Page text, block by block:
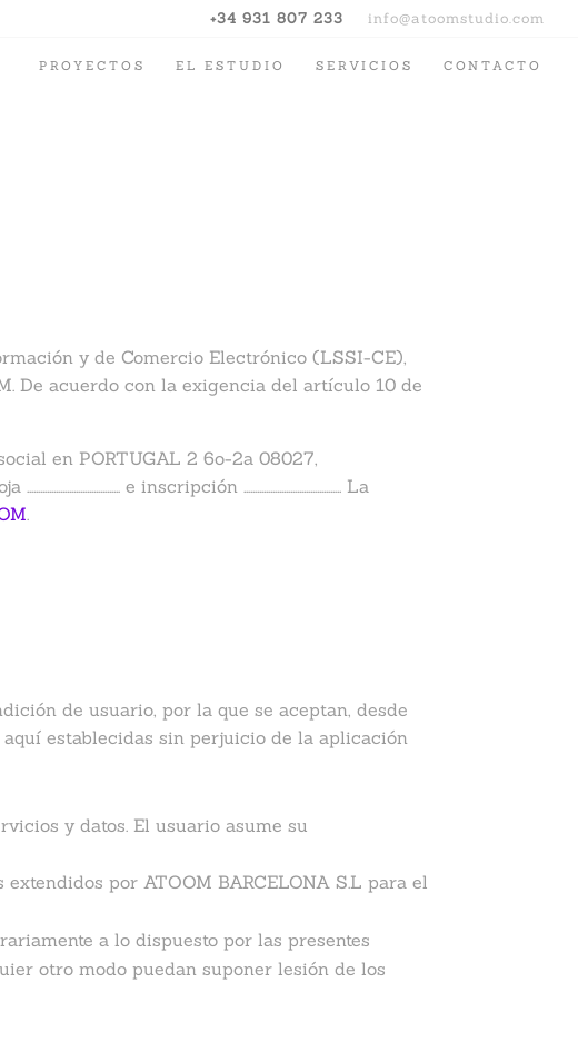
+34 931 807 233 info@atoomstudio.com
PROYECTOS EL ESTUDIO SERVICIOS CONTACTO
y de Comercio Electrónico (LSSI-CE),
De acuerdo con la exigencia del artículo 10 de
en PORTUGAL 2 6o-2a 08027,
e inscripción …………………………………….. La
de usuario, por la que se aceptan, desde
establecidas sin perjuicio de la aplicación
y datos. El usuario asume su
por ATOOM BARCELONA S.L para el
a lo dispuesto por las presentes
otro modo puedan suponer lesión de los